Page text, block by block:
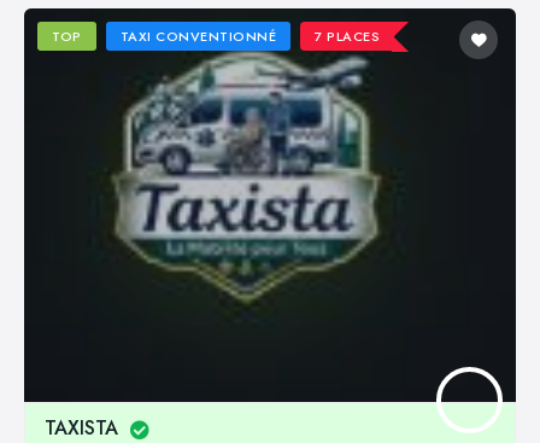
TOP TAXI CONVENTIONNÉ 7 PLACES
TAXISTA